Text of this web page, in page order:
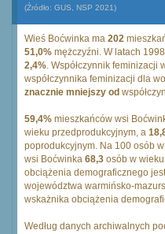
(Źródło: GUS, NSP 2021)
Wieś Boćwinka ma 202
51,0% mężczyźni. W latach
2,4%. Współczynnik feminizacji
współczynnika feminizacji dla
znacznie mniejszy od
59,4% mieszkańców wsi
wieku przedprodukcyjnym, a
poprodukcyjnym. Na 100 osób
wsi Boćwinka 68,3 osób w
obciążenia demograficznego
województwa warmińsko-
wskażnika obciążenia
Według danych archiwalnych